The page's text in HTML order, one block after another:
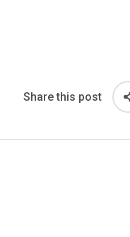
Share this post